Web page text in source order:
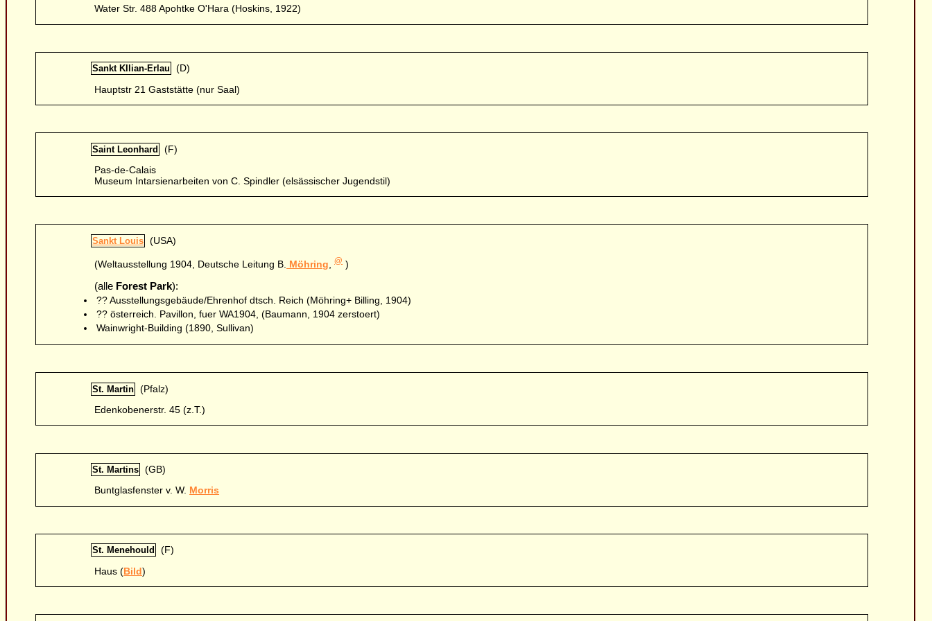
Water Str. 488 Apohtke O'Hara (Hoskins, 1922)
Sankt KIlian-Erlau(D)
Hauptstr 21 Gaststätte (nur Saal)
Saint Leonhard(F)
Pas-de-Calais
Museum Intarsienarbeiten von C. Spindler (elsässischer Jugendstil)
Sankt Louis(USA)
(Weltausstellung 1904, Deutsche Leitung B. Möhring ,@ )
(alle Forest Park):
?? Ausstellungsgebäude/Ehrenhof dtsch. Reich (Möhring+ Billing, 1904)
?? österreich. Pavillon, fuer WA1904, (Baumann, 1904 zerstoert)
Wainwright-Building (1890, Sullivan)
St. Martin(Pfalz)
Edenkobenerstr. 45 (z.T.)
St. Martins(GB)
Buntglasfenster v. W. Morris
St. Menehould(F)
Haus (Bild)